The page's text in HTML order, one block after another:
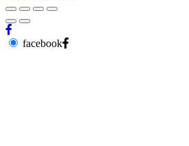
facebook